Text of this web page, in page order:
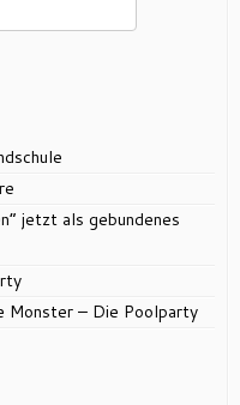
jetzt als gebundenes
Monster – Die Poolparty